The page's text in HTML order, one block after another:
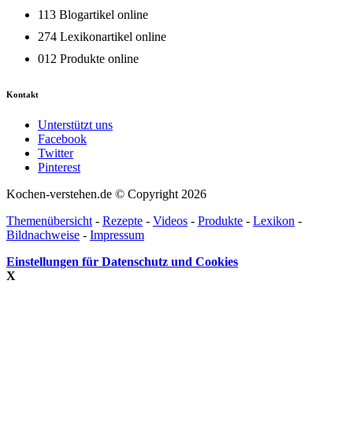
113 Blogartikel online
274 Lexikonartikel online
012 Produkte online
Kontakt
Unterstützt uns
Facebook
Twitter
Pinterest
Kochen-verstehen.de © Copyright 2026
Themenübersicht- Rezepte - Videos - Produkte - Lexikon -
Bildnachweise - Impressum
Einstellungen für Datenschutz und Cookies
X